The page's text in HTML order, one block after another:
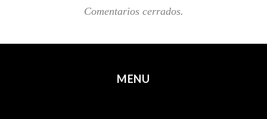
Comentarios cerrados.
MENU